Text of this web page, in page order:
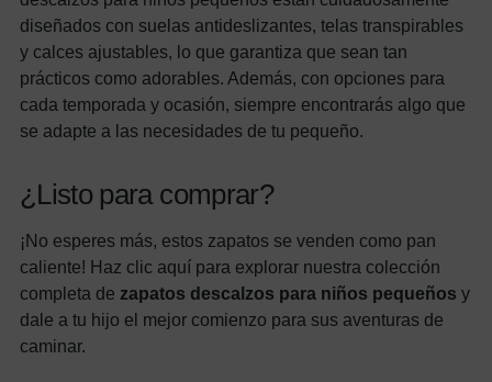
diseñados con suelas antideslizantes, telas transpirables
y calces ajustables, lo que garantiza que sean tan
prácticos como adorables. Además, con opciones para
cada temporada y ocasión, siempre encontrarás algo que
se adapte a las necesidades de tu pequeño.
¿Listo para comprar?
¡No esperes más, estos zapatos se venden como pan
caliente! Haz clic aquí para explorar nuestra colección
completa de zapatos descalzos para niños pequeños y
dale a tu hijo el mejor comienzo para sus aventuras de
caminar.